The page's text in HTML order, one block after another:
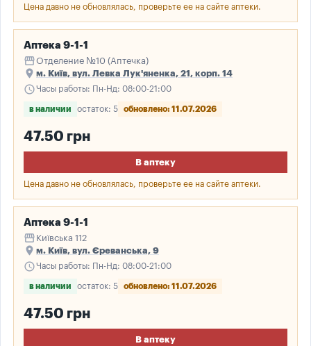
Цена давно не обновлялась, проверьте ее на сайте аптеки.
Аптека 9-1-1
storefrontОтделение №10 (Аптечка)
place м. Київ, вул. Левка Лук'яненка, 21, корп. 14
scheduleЧасы работы: Пн-Нд: 08:00-21:00
в наличии остаток: 5 обновлено: 11.07.2026
47.50 грн
В аптеку
Цена давно не обновлялась, проверьте ее на сайте аптеки.
Аптека 9-1-1
storefront Київська 112
place м. Київ, вул. Єреванська, 9
scheduleЧасы работы: Пн-Нд: 08:00-21:00
в наличии остаток: 5 обновлено: 11.07.2026
47.50 грн
В аптеку